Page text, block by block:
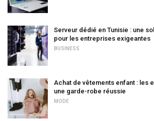
Serveur dédié en Tunisie : une
pour les entreprises exigeantes
BUSINESS
Achat de vêtements enfant : les
une garde-robe réussie
MODE